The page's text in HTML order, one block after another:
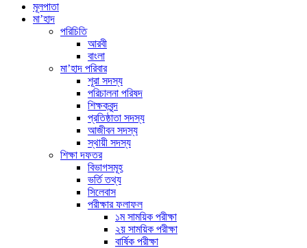
মূলপাতা
মা’হাদ
পরিচিতি
আরবী
বাংলা
মা’হাদ পরিবার
শূরা সদস্য
পরিচালনা পরিষদ
শিক্ষকবৃন্দ
প্রতিষ্ঠাতা সদস্য
আজীবন সদস্য
স্থায়ী সদস্য
শিক্ষা দফতর
বিভাগসমূহ
ভর্তি তথ্য
সিলেবাস
পরীক্ষার ফলাফল
১ম সাময়িক পরীক্ষা
২য় সাময়িক পরীক্ষা
বার্ষিক পরীক্ষা